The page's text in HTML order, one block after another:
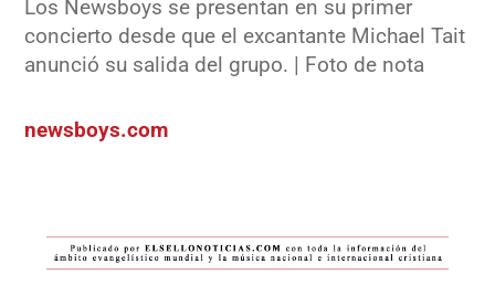
Los Newsboys se presentan en su primer
concierto desde que el excantante Michael Tait
anunció su salida del grupo. | Foto de nota
newsboys.com